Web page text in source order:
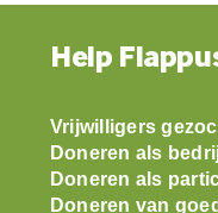
Help
Vrijwilligers
Doneren als
Doneren als
Doneren van